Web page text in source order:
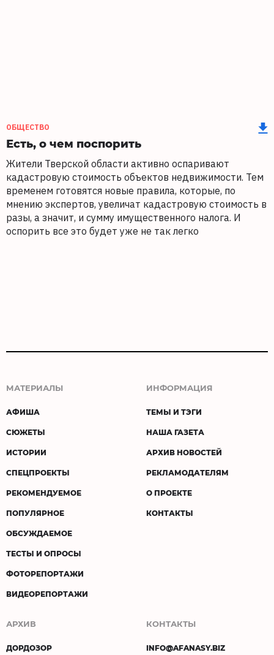
ОБЩЕСТВО
Есть, о чем поспорить
Жители Тверской области активно оспаривают
кадастровую стоимость объектов недвижимости. Тем
временем готовятся новые правила, которые, по
мнению экспертов, увеличат кадастровую стоимость в
разы, а значит, и сумму имущественного налога. И
оспорить все это будет уже не так легко
МАТЕРИАЛЫ
АФИША
СЮЖЕТЫ
ИСТОРИИ
СПЕЦПРОЕКТЫ
РЕКОМЕНДУЕМОЕ
ПОПУЛЯРНОЕ
ОБСУЖДАЕМОЕ
ТЕСТЫ И ОПРОСЫ
ФОТОРЕПОРТАЖИ
ВИДЕОРЕПОРТАЖИ
ИНФОРМАЦИЯ
ТЕМЫ И ТЭГИ
НАША ГАЗЕТА
АРХИВ НОВОСТЕЙ
РЕКЛАМОДАТЕЛЯМ
О ПРОЕКТЕ
КОНТАКТЫ
АРХИВ
ДОРДОЗОР
КОНТАКТЫ
INFO@AFANASY.BIZ